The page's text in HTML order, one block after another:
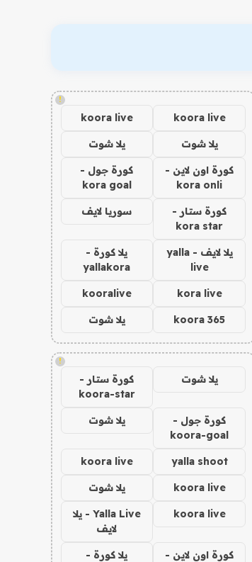
!
koora live
koora live
يلا شوت يلا شوت
كورة اون لاين -
kora onli
كورة جول -
kora goal
كورة ستار -
kora star
سوريا لايف
يلا لايف - yalla
live
يلا كورة -
yallakora
kora live
kooralive
koora 365 يلا شوت
!
يلا شوت
كورة ستار -
koora-star
كورة جول -
koora-goal
يلا شوت
yalla shoot
koora live
koora live يلا شوت
koora live
Yalla Live - يلا
لايف
كورة اون لاين -
يلا كورة -